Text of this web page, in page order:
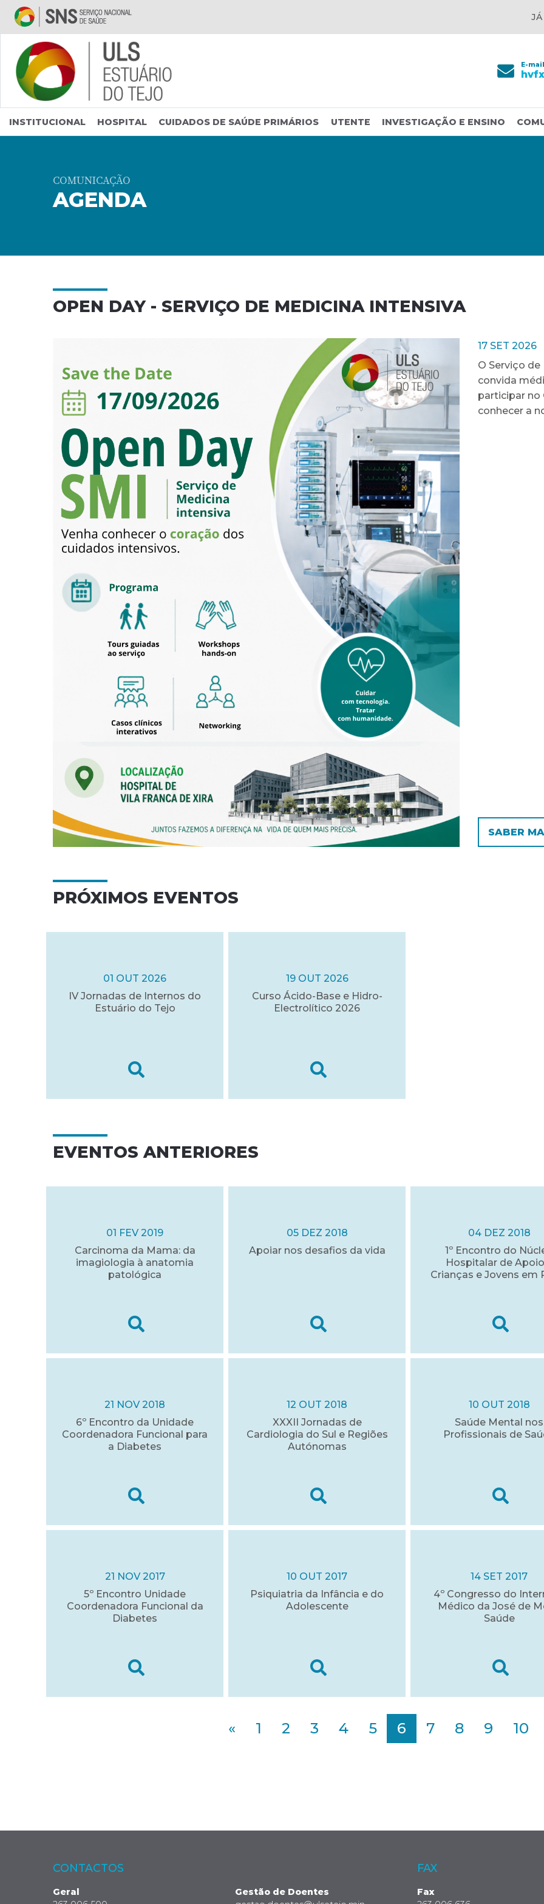
Saltar para conteúdo principal
JÁ
E-mail
INSTITUCIONAL HOSPITAL CUIDADOS DE SAÚDE PRIMÁRIOS UTENTE INVESTIGAÇÃO E ENSINO
COMUNICAÇÃO
AGENDA
OPEN DAY - SERVIÇO DE MEDICINA INTENSIVA
17 SET 2026
O Serviço
convida
participar no
conhecer a
SABER
PRÓXIMOS EVENTOS
01 OUT 2026
IV Jornadas de Internos do
Estuário do Tejo
19 OUT 2026
Curso Ácido-Base e Hidro-
Electrolítico 2026
EVENTOS ANTERIORES
01 FEV 2019
Carcinoma da Mama: da
imagiologia à anatomia
patológica
05 DEZ 2018
Apoiar nos desafios da vida
04 DEZ 2018
1º Encontro do
Hospitalar de
Crianças e Jovens em
21 NOV 2018
6º Encontro da Unidade
Coordenadora Funcional para
a Diabetes
12 OUT 2018
XXXII Jornadas de
Cardiologia do Sul e Regiões
Autónomas
10 OUT 2018
Saúde Mental nos
Profissionais de
21 NOV 2017
5º Encontro Unidade
Coordenadora Funcional da
Diabetes
10 OUT 2017
Psiquiatria da Infância e do
Adolescente
14 SET 2017
4º Congresso do
Médico da José de
Saúde
« 1 2 3 4 5 6 7 8 9 10
CONTACTOS
Geral
Gestão de Doentes
FAX
Fax